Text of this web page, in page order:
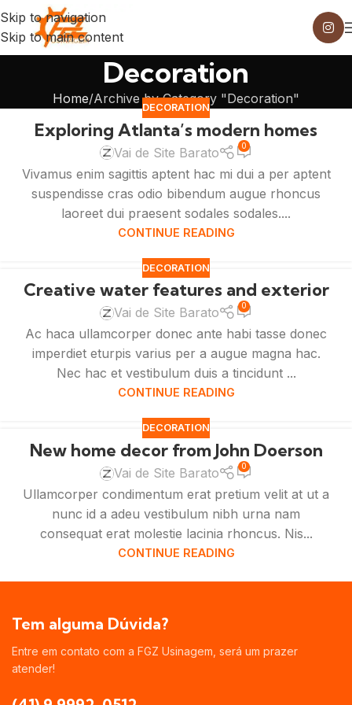
Skip to navigation
Skip to main content
Decoration
Home Archive by Category "Decoration"
DECORATION
Exploring Atlanta’s modern homes
Vai de Site Barato 0
Vivamus enim sagittis aptent hac mi dui a per aptent
suspendisse cras odio bibendum augue rhoncus
laoreet dui praesent sodales sodales....
CONTINUE READING
DECORATION
Creative water features and exterior
Vai de Site Barato 0
Ac haca ullamcorper donec ante habi tasse donec
imperdiet eturpis varius per a augue magna hac.
Nec hac et vestibulum duis a tincidunt ...
CONTINUE READING
DECORATION
New home decor from John Doerson
Vai de Site Barato 0
Ullamcorper condimentum erat pretium velit at ut a
nunc id a adeu vestibulum nibh urna nam
consequat erat molestie lacinia rhoncus. Nis...
CONTINUE READING
Tem alguma Dúvida?
Entre em contato com a FGZ Usinagem, será um prazer
atender!